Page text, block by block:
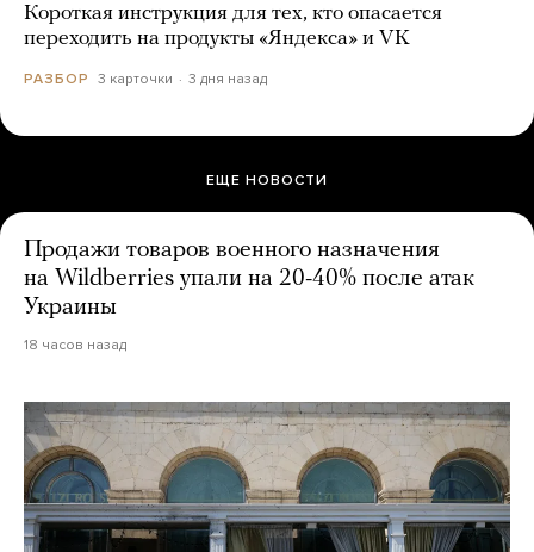
Короткая инструкция для тех, кто опасается
переходить на продукты «Яндекса» и VK
РАЗБОР 3 карточки 3 дня назад
ЕЩЕ НОВОСТИ
Продажи товаров военного назначения
на Wildberries упали на 20-40% после атак
Украины
18 часов назад